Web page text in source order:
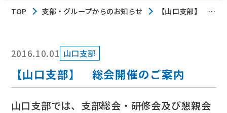
TOP 支部・グループからのお知らせ
【山口支部】 総
2016.10.01 山口支部
【山口支部】 総会開催のご案内
山口支部では、支部総会・研修会及び懇親会